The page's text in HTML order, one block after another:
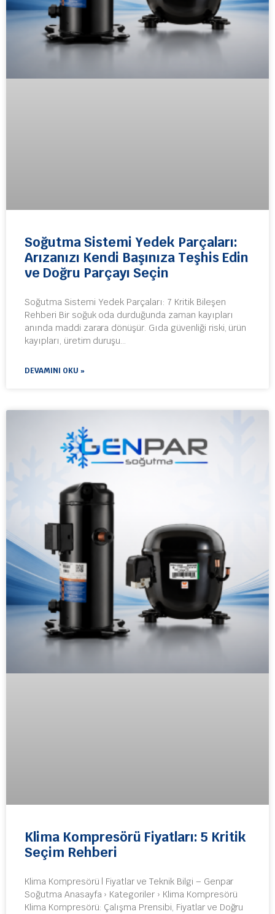
Soğutma Sistemi Yedek Parçaları:
Arızanızı Kendi Başınıza Teşhis Edin
ve Doğru Parçayı Seçin
Soğutma Sistemi Yedek Parçaları: 7 Kritik Bileşen
Rehberi Bir soğuk oda durduğunda zaman kayıpları
anında maddi zarara dönüşür. Gıda güvenliği riski, ürün
kayıpları, üretim duruşu…
DEVAMINI OKU »
Klima Kompresörü Fiyatları: 5 Kritik
Seçim Rehberi
Klima Kompresörü | Fiyatlar ve Teknik Bilgi – Genpar
Soğutma Anasayfa › Kategoriler › Klima Kompresörü
Klima Kompresörü: Çalışma Prensibi, Fiyatlar ve Doğru